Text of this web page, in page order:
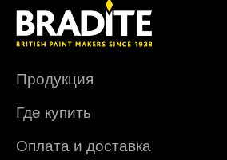
Продукция
Где купить
Оплата и доставка